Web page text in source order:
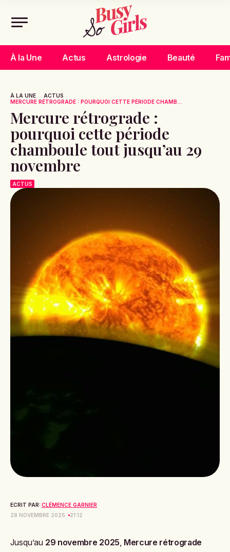
À la Une Actus Astrologie Beauté
À LA UNE
ACTUS
MERCURE RÉTROGRADE : POURQUOI CETTE PÉRIODE CHAMB...
Mercure rétrograde :
pourquoi cette période
chamboule tout jusqu’au 29
novembre
ACTUS
ECRIT PAR: CLÉMENCE GARNIER
28 NOVEMBRE 2025
21:12
Jusqu’au 29 novembre 2025, Mercure rétrograde